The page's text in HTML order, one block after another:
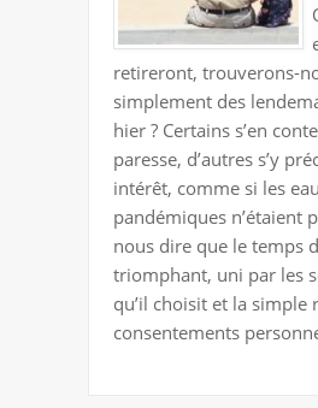
retireront, trouverons-
simplement des
hier ? Certains s’en
paresse, d’autres s’y
intérêt, comme si les
pandémiques n’étaient
nous dire que le temps
triomphant, uni par les
qu’il choisit et la simple
consentements